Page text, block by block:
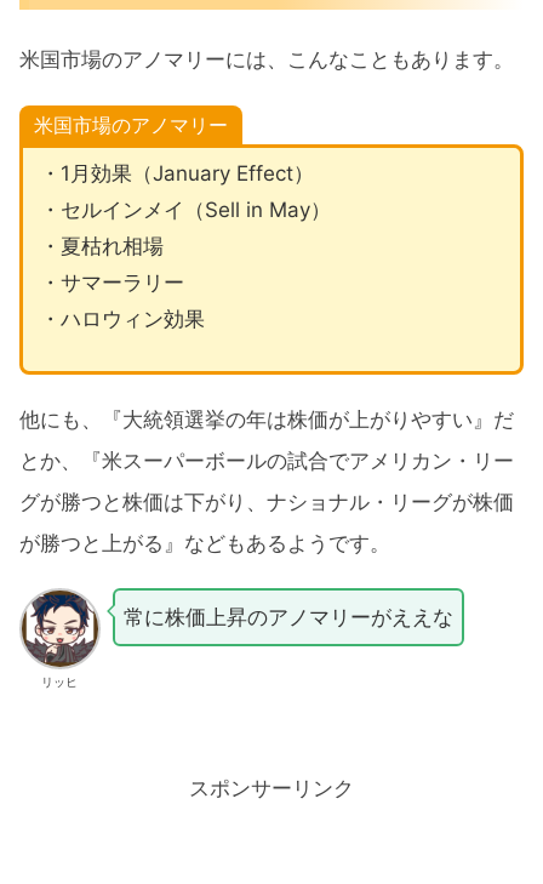
米国市場のアノマリーには、こんなこともあります。
米国市場のアノマリー
・1月効果（January Effect）
・セルインメイ（Sell in May）
・夏枯れ相場
・サマーラリー
・ハロウィン効果
他にも、『大統領選挙の年は株価が上がりやすい』だ
とか、『米スーパーボールの試合でアメリカン・リー
グが勝つと株価は下がり、ナショナル・リーグが株価
が勝つと上がる』などもあるようです。
リッヒ
常に株価上昇のアノマリーがええな
スポンサーリンク